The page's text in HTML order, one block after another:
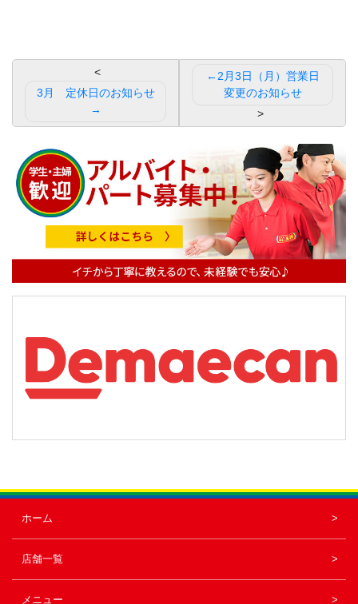
ゲ
ー
シ
ン
2月3日（月）営業日
変更のお知らせ
3月 定休日のお知らせ
ホーム
店舗一覧
メニュー